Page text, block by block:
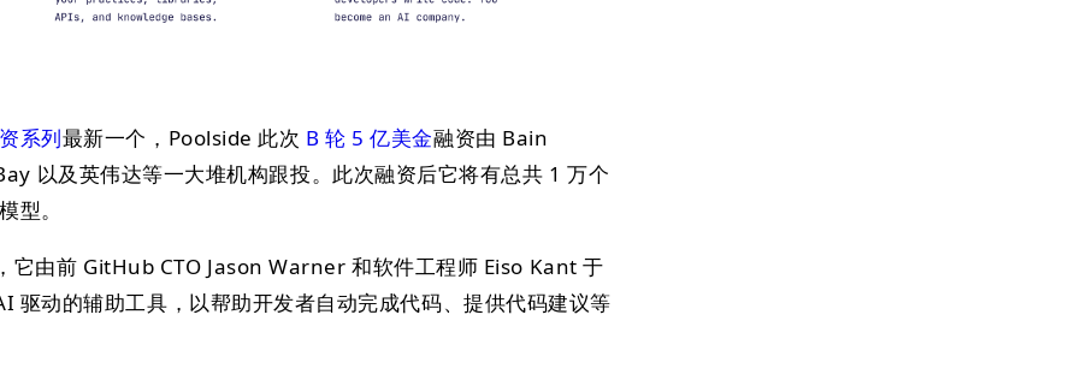
系列最新一个，Poolside 此次 B 轮 5 亿美金融资由 Bain
以及英伟达等一大堆机构跟投。此次融资后它将有总共 1 万个
型。
，它由前 GitHub CTO Jason Warner 和软件工程师 Eiso Kant 于
驱动的辅助工具，以帮助开发者自动完成代码、提供代码建议等